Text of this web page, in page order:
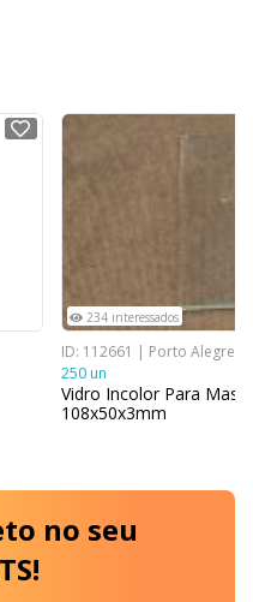
234 interessados
ID: 112661 | Porto Alegre -
250 un
Vidro Incolor Para
108x50x3mm
no seu